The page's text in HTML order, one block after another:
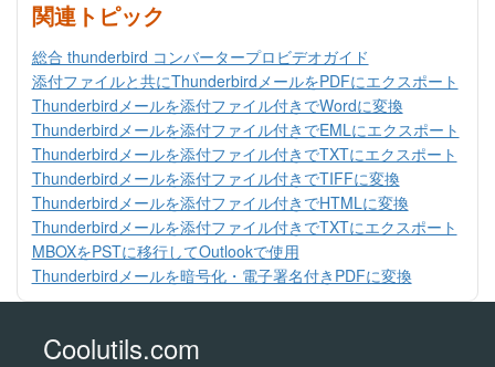
関連トピック
総合 thunderbird コンバータープロビデオガイド
添付ファイルと共にThunderbirdメールをPDFにエクスポート
Thunderbirdメールを添付ファイル付きでWordに変換
Thunderbirdメールを添付ファイル付きでEMLにエクスポート
Thunderbirdメールを添付ファイル付きでTXTにエクスポート
Thunderbirdメールを添付ファイル付きでTIFFに変換
Thunderbirdメールを添付ファイル付きでHTMLに変換
Thunderbirdメールを添付ファイル付きでTXTにエクスポート
MBOXをPSTに移行してOutlookで使用
Thunderbirdメールを暗号化・電子署名付きPDFに変換
Coolutils.com